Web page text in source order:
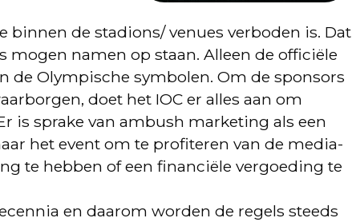
binnen de stadions/ venues verboden is. Dat
namen op staan. Alleen de officiële
de Olympische symbolen. Om de sponsors
doet het IOC er alles aan om
is sprake van ambush marketing als een
het event om te profiteren van de media-
te hebben of een financiële vergoeding te
en daarom worden de regels steeds